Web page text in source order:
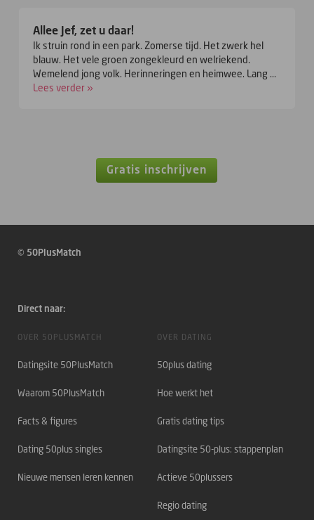
Allee Jef, zet u daar!
Ik struin rond in een park. Zomerse tijd. Het zwerk hel
blauw. Het vele groen zongekleurd en welriekend.
Wemelend jong volk. Herinneringen en heimwee. Lang ...
Lees verder »
Gratis inschrijven
© 50PlusMatch
Direct naar:
OVER 50PLUSMATCH
Datingsite 50PlusMatch
Waarom 50PlusMatch
Facts & figures
Dating 50plus singles
Nieuwe mensen leren kennen
OVER DATING
50plus dating
Hoe werkt het
Gratis dating tips
Datingsite 50-plus: stappenplan
Actieve 50plussers
Regio dating